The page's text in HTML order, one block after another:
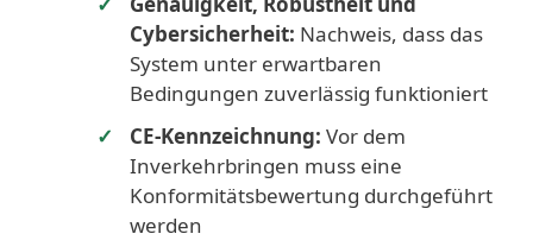
Cybersicherheit: Nachweis, dass das
System unter erwartbaren
Bedingungen zuverlässig funktioniert
CE-Kennzeichnung: Vor dem
Inverkehrbringen muss eine
Konformitätsbewertung durchgeführt
werden